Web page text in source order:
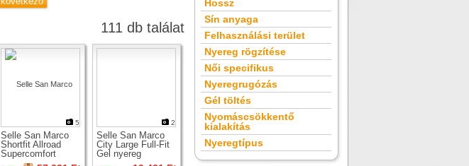
111 db találat
5
Selle San Marco
Shortfit Allroad
Supercomfort
Racing Wide
2
Selle San Marco
City Large Full-Fit
Gel nyereg
Hossz
Sín anyaga
Felhasználási terület
Nyereg rögzítése
Női specifikus
Nyeregrugózás
Gél töltés
Nyomáscsökkentő
kialakítás
Nyeregtípus